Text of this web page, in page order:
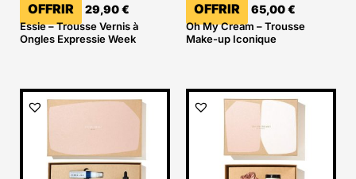
OFFRIR 29,90€
Essie – Trousse Vernis à
Ongles Expressie Week
OFFRIR 65,00€
Oh My Cream – Trousse
Make-up Iconique